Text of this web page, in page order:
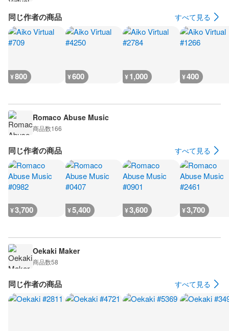
同じ作者の商品 すべて見る
¥800 ¥600 ¥1,000 ¥400
Romaco Abuse Music
商品数166
同じ作者の商品 すべて見る
¥3,700 ¥5,400 ¥3,600 ¥3,700
Oekaki Maker
商品数58
同じ作者の商品 すべて見る